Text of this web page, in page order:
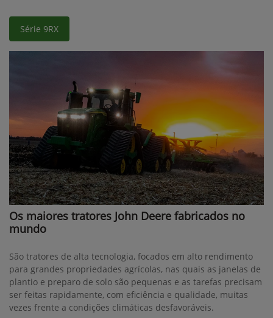
Série 9RX
Os maiores tratores John Deere fabricados no
mundo
São tratores de alta tecnologia, focados em alto rendimento
para grandes propriedades agrícolas, nas quais as janelas de
plantio e preparo de solo são pequenas e as tarefas precisam
ser feitas rapidamente, com eficiência e qualidade, muitas
vezes frente a condições climáticas desfavoráveis.